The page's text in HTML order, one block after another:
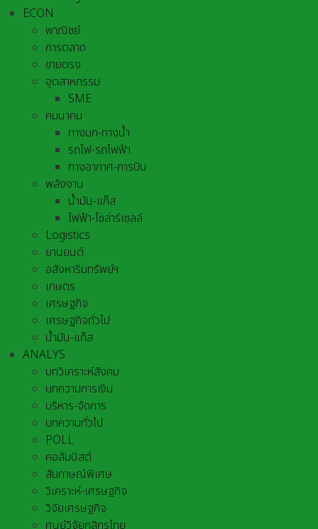
ECON
พาณิชย์
การตลาด
ขายตรง
อุตสาหกรรม
SME
คมนาคม
ทางบก-ทางน้ำ
รถไฟ-รถไฟฟ้า
ทางอากาศ-การบิน
พลังงาน
น้ำมัน-แก๊ส
ไฟฟ้า-โซล่าร์เซลล์
Logistics
ยานยนต์
อสังหาริมทรัพย์ฯ
เกษตร
เศรษฐกิจ
เศรษฐกิจทั่วไป
น้ำมัน-แก๊ส
ANALYS
บทวิเคราะห์สังคม
บทความการเงิน
บริหาร-จัดการ
บทความทั่วไป
POLL
คอลัมนิสต์
สัมภาษณ์พิเศษ
วิเคราะห์-เศรษฐกิจ
วิจัยเศรษฐกิจ
ศูนย์วิจัยกสิกรไทย